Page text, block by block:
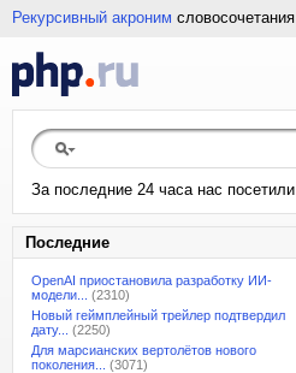
Рекурсивный акроним словосочетания
За последние 24 часа нас посетили
Последние
OpenAI приостановила разработку ИИ-
модели...
(2310)
Новый геймплейный трейлер подтвердил
дату...
(2250)
Для марсианских вертолётов нового
поколения...
(3071)